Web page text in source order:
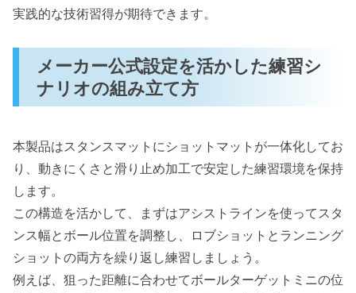
実践的な技術習得が期待できます。
メーカー公式設定を活かした練習シ
ナリオの組み立て方
本製品はスタンスマットにショットマットが一体化してお
り、動きにくさと滑り止め加工で安定した練習環境を保持
します。
この構造を活かして、まずはアシストラインを使ってスタ
ンス幅とボール位置を調整し、ロブショットとランニング
ショットの両方を繰り返し練習しましょう。
例えば、狙った距離に合わせてボールターゲットミニの位